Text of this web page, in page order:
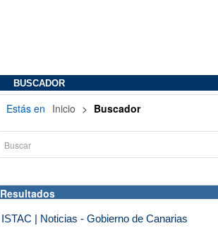
BUSCADOR
Estás en Inicio > Buscador
Resultados
ISTAC | Noticias - Gobierno de Canarias